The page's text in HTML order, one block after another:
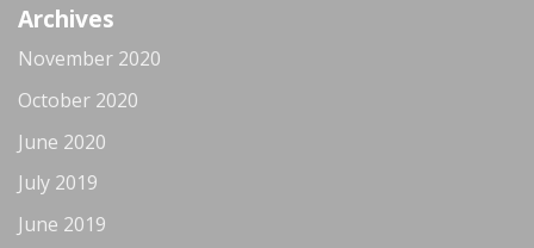
Archives
November 2020
October 2020
June 2020
July 2019
June 2019